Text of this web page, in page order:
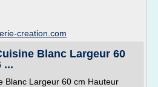
creation.com
Blanc Largeur 60
...
Blanc Largeur 60 cm Hauteur